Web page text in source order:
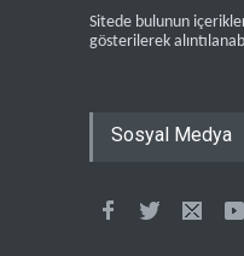
Sitede bulunun
gösterilerek
Sosyal Medya